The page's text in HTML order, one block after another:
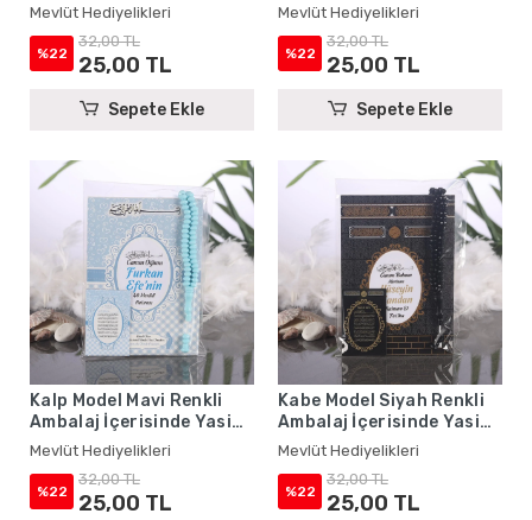
Kitabı, Magnet ve Tesbih -
Mevlüt Hediyelikleri
Mevlüt Hediyelikleri
%22
32,00 TL
25,00 TL
Sepete Ekle
Kitabı, Magnet ve Tesbih -
Mevlüt Hediyelikleri
Mevlüt Hediyelikleri
%22
32,00 TL
25,00 TL
Sepete Ekle
Kalp Model Mavi Renkli
Ambalaj İçerisinde Yasin
Kitabı, Magnet ve Tesbih -
Mevlüt Hediyelikleri
Mevlüt Hediyelikleri
%22
32,00 TL
25,00 TL
Kabe Model Siyah Renkli
Ambalaj İçerisinde Yasin
Kitabı, Magnet ve Tesbih -
Mevlüt Hediyelikleri
Mevlüt Hediyelikleri
%22
32,00 TL
25,00 TL